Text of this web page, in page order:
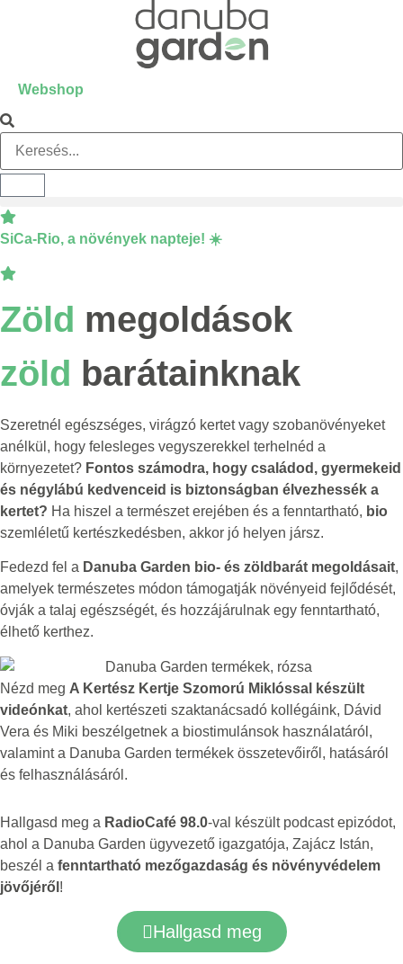
Webshop
SiCa-Rio, a növények napteje! ☀️
Zöld megoldások
zöld barátainknak
Szeretnél egészséges, virágzó kertet vagy szobanövényeket
anélkül, hogy felesleges vegyszerekkel terhelnéd a
környezetet? Fontos számodra, hogy családod, gyermekeid
és négylábú kedvenceid is biztonságban élvezhessék a
kertet? Ha hiszel a természet erejében és a fenntartható, bio
szemléletű kertészkedésben, akkor jó helyen jársz.
Fedezd fel a Danuba Garden bio- és zöldbarát megoldásait,
amelyek természetes módon támogatják növényeid fejlődését,
óvják a talaj egészségét, és hozzájárulnak egy fenntartható,
élhető kerthez.
Nézd meg A Kertész Kertje Szomorú Miklóssal készült
videónkat, ahol kertészeti szaktanácsadó kollégáink, Dávid
Vera és Miki beszélgetnek a biostimulánsok használatáról,
valamint a Danuba Garden termékek összetevőiről, hatásáról
és felhasználásáról.
Hallgasd meg a RadioCafé 98.0-val készült podcast epizódot,
ahol a Danuba Garden ügyvezető igazgatója, Zajácz Istán,
beszél a fenntartható mezőgazdaság és növényvédelem
jövőjéről !
Hallgasd meg